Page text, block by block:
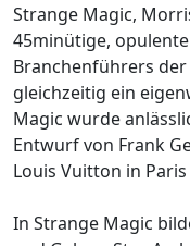
Strange Magic,
45minütige,
Branchenführers
gleichzeitig ein
Magic wurde
Entwurf von Frank
Louis Vuitton in
In Strange Magic